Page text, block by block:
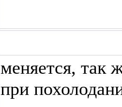
меняется, так
при